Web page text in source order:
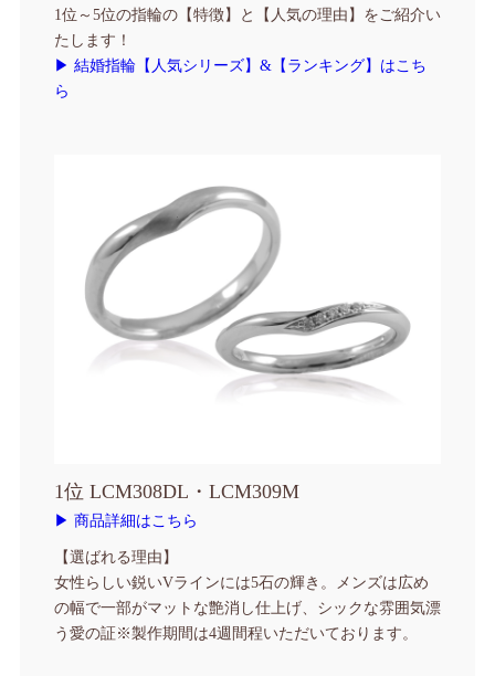
1位～5位の指輪の【特徴】と【人気の理由】をご紹介い
たします！
▶ 結婚指輪【人気シリーズ】&【ランキング】はこち
ら
1位 LCM308DL・LCM309M
▶ 商品詳細はこちら
【選ばれる理由】
女性らしい鋭いVラインには5石の輝き。メンズは広め
の幅で一部がマットな艶消し仕上げ、シックな雰囲気漂
う愛の証 ※製作期間は4週間程いただいております。